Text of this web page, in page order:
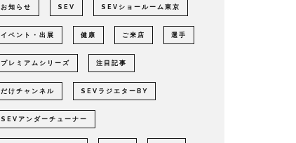
お知らせ SEV SEVショールーム東京
イベント・出展 健康 ご来店 選手
プレミアムシリーズ 注目記事
だけチャンネル SEVラジエターBY
SEVアンダーチューナー